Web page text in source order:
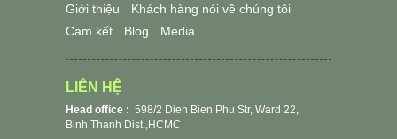
Giới thiệu
Khách hàng nói về chúng tôi
Cam kết
Blog Media
LIÊN HỆ
Head office : 598/2 Dien Bien Phu Str, Ward 22,
Binh Thanh Dist.,HCMC